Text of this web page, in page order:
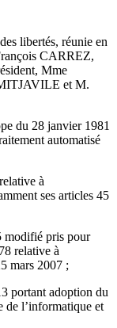
libertés, réunie en
CARREZ,
Mme
et M.
du 28 janvier 1981
automatisé
à
ses articles 45
modifié pris pour
relative à
mars 2007 ;
portant adoption du
de l’informatique et